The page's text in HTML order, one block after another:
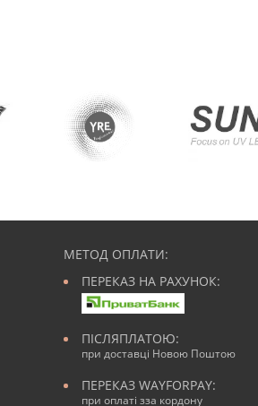
МЕТОД ОПЛАТИ:
ПЕРЕКАЗ НА РАХУНОК:
ПІСЛЯПЛАТОЮ:
при доставці Новою Поштою
ПЕРЕКАЗ WAYFORPAY:
при оплаті зза кордону